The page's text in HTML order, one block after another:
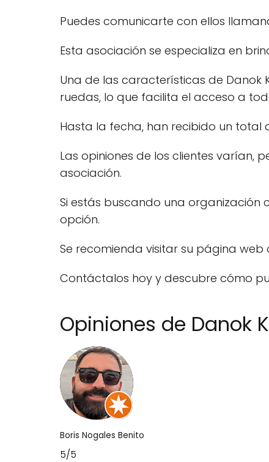
Puedes comunicarte con ellos
Esta asociación se especializa en
Una de las características de Danok
ruedas, lo que facilita el acceso a
Hasta la fecha, han recibido un total
Las opiniones de los clientes varían,
asociación.
Si estás buscando una organización
opción.
Se recomienda visitar su página
Contáctalos hoy y descubre cómo
Opiniones de Danok
Boris Nogales Benito
5/5